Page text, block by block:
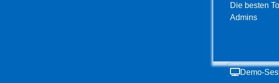
Die besten
Admins
Demo-